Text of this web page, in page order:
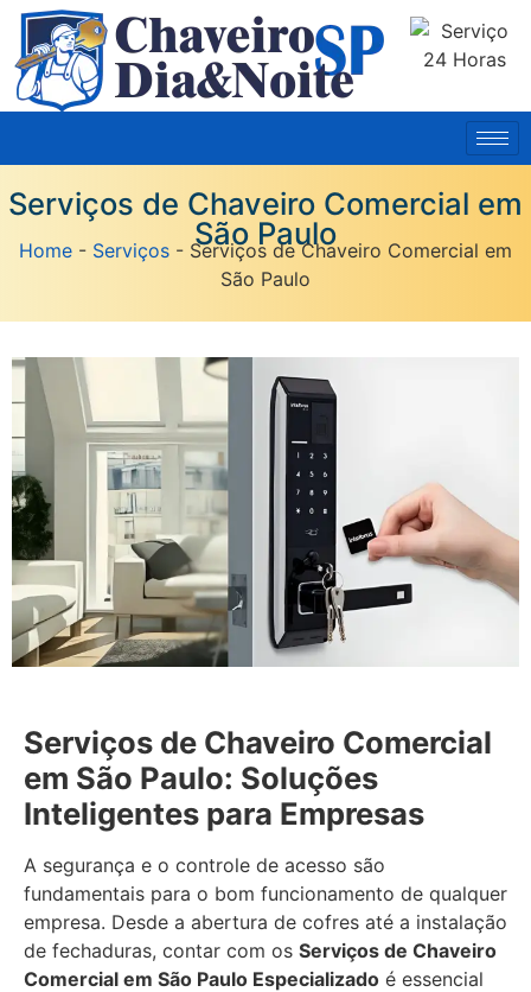
Serviços de Chaveiro Comercial em
São Paulo
Home - Serviços - Serviços de Chaveiro Comercial em
São Paulo
Serviços de Chaveiro Comercial
em São Paulo: Soluções
Inteligentes para Empresas
A segurança e o controle de acesso são
fundamentais para o bom funcionamento de qualquer
empresa. Desde a abertura de cofres até a instalação
de fechaduras, contar com os Serviços de Chaveiro
Comercial em São Paulo Especializado é essencial